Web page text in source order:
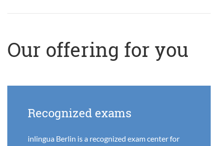
Our offering for you
Recognized exams
inlingua Berlin is a recognized exam center for